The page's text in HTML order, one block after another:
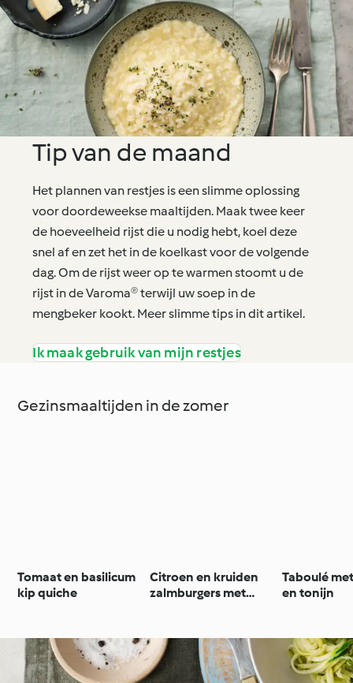
Tip van de maand
Het plannen van restjes is een slimme oplossing
voor doordeweekse maaltijden. Maak twee keer
de hoeveelheid rijst die u nodig hebt, koel deze
snel af en zet het in de koelkast voor de volgende
dag. Om de rijst weer op te warmen stoomt u de
rijst in de Varoma® terwijl uw soep in de
mengbeker kookt. Meer slimme tips in dit artikel.
Ik maak gebruik van mijn restjes
Gezinsmaaltijden in de zomer
Tomaat en basilicum
kip quiche
Citroen en kruiden
zalmburgers met
Taboulé
en tonijn